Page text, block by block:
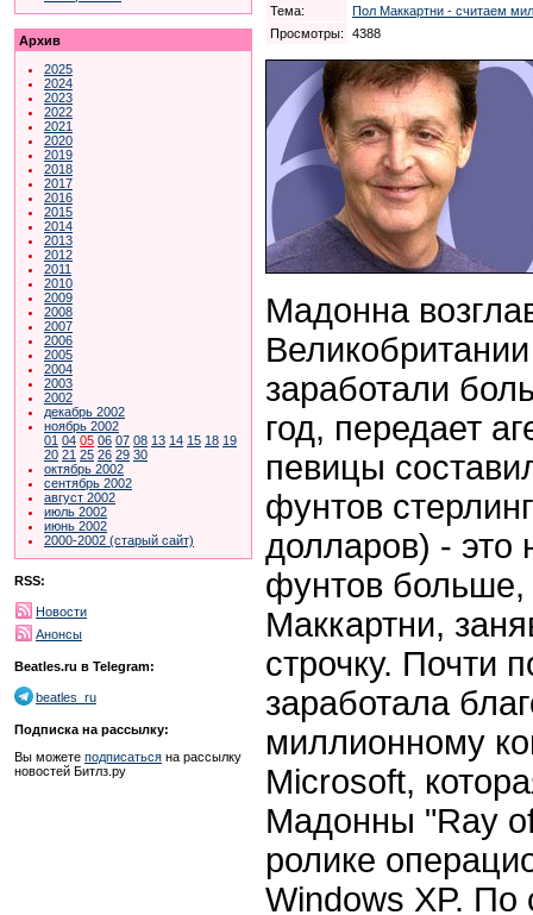
Архив
2025
2024
2023
2022
2021
2020
2019
2018
2017
2016
2015
2014
2013
2012
2011
2010
2009
2008
2007
2006
2005
2004
2003
2002
декабрь 2002
ноябрь 2002
01 04 05 06 07 08 13 14 15 18 19
20 21 25 26 29 30
октябрь 2002
сентябрь 2002
август 2002
июль 2002
июнь 2002
2000-2002 (старый сайт)
RSS:
Новости
Анонсы
Beatles.ru в Telegram:
beatles_ru
Подписка на рассылку:
Вы можете подписаться на рассылку
новостей Битлз.ру
Тема:
Пол Маккартни - считаем
Просмотры:
4388
Мадонна
заработали
год, передает
певицы
фунтов
долларов) - это
фунтов
Маккартни,
строчку. Почти
заработала
миллионному
Microsoft,
Мадонны "Ray
ролике
Windows XP.